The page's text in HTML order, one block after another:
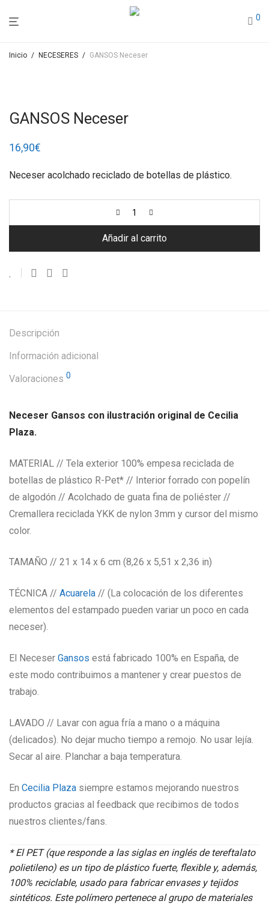
0
Inicio / NECESERES / GANSOS Neceser
GANSOS Neceser
16,90€
Neceser acolchado reciclado de botellas de plástico.
Añadir al carrito
Descripción
Información adicional
Valoraciones 0
Neceser Gansos con ilustración original de Cecilia
Plaza.
MATERIAL // Tela exterior 100% empesa reciclada de
botellas de plástico R-Pet* // Interior forrado con popelín
de algodón // Acolchado de guata fina de poliéster //
Cremallera reciclada YKK de nylon 3mm y cursor del mismo
color.
TAMAÑO // 21 x 14 x 6 cm (8,26 x 5,51 x 2,36 in)
TÉCNICA // Acuarela // (La colocación de los diferentes
elementos del estampado pueden variar un poco en cada
neceser).
El Neceser Gansos está fabricado 100% en España, de
este modo contribuimos a mantener y crear puestos de
trabajo.
LAVADO // Lavar con agua fría a mano o a máquina
(delicados). No dejar mucho tiempo a remojo. No usar lejía.
Secar al aire. Planchar a baja temperatura.
En Cecilia Plaza siempre estamos mejorando nuestros
productos gracias al feedback que recibimos de todos
nuestros clientes/fans.
*El PET (que responde a las siglas en inglés de tereftalato
polietileno) es un tipo de plástico fuerte, flexible y, además,
100% reciclable, usado para fabricar envases y tejidos
sintéticos. Este polímero pertenece al grupo de materiales